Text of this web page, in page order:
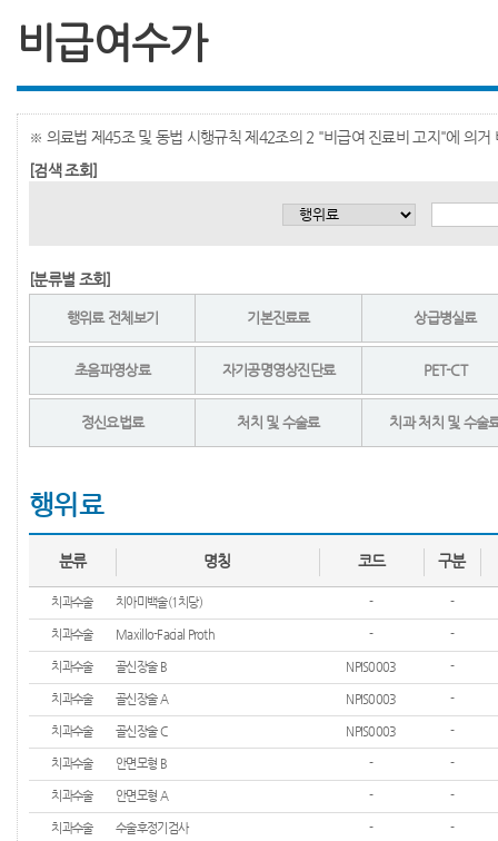
비급여수가
※ 의료법 제45조 및 동법 시행규칙 제42조의 2 "비급여 진료비 고지"에 의거
[검색 조회]
[분류별 조회]
행위료 전체보기 기본진료료 상급병실료
초음파영상료 자기공명영상진단료 PET-CT
정신요법료 처치 및 수술료 치과 처치 및 수술
행위료
분류 명칭 코드 구분
치과수술 치아미백술(1치당) - -
치과수술 Maxillo-Facial Proth - -
치과수술 골신장술 B NPIS0003 -
치과수술 골신장술 A NPIS0003 -
치과수술 골신장술 C NPIS0003 -
치과수술 안면모형 B - -
치과수술 안면모형 A - -
치과수술 수술후정기검사 - -